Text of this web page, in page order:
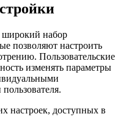
широкий набор
позволяют настроить
Пользовательские
изменять параметры
настроек, доступных в